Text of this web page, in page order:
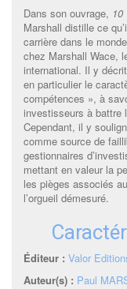
Dans son ouvrage,
Marshall distille ce
carrière dans le
chez Marshall Wace,
international. Il y
en particulier le
compétences », à
investisseurs à battre
Cependant, il y
comme source de
gestionnaires
mettant en valeur la
les pièges associés
l’orgueil démesuré.
Éditeur : Valor
Auteur(s) : Paul